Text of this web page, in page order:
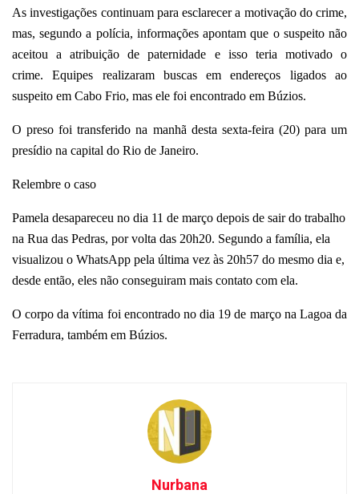
As investigações continuam para esclarecer a motivação do crime,
mas, segundo a polícia, informações apontam que o suspeito não
aceitou a atribuição de paternidade e isso teria motivado o
crime.Equipes realizaram buscas em endereços ligados ao
suspeito em Cabo Frio, mas ele foi encontrado em Búzios.
O preso foi transferido na manhã desta sexta-feira (20) para um
presídio na capital do Rio de Janeiro.
Relembre o caso
Pamela desapareceu no dia 11 de março depois de sair do trabalho
na Rua das Pedras, por volta das 20h20. Segundo a família, ela
visualizou o WhatsApp pela última vez às 20h57 do mesmo dia e,
desde então, eles não conseguiram mais contato com ela.
O corpo da vítima foi encontrado no dia 19 de março na Lagoa da
Ferradura, também em Búzios.
Nurbana